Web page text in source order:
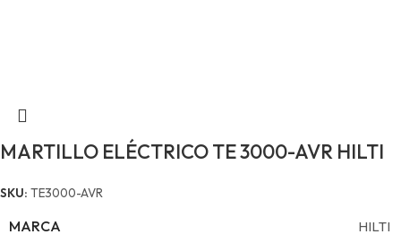
MARTILLO ELÉCTRICO TE 3000-AVR HILTI
SKU: TE3000-AVR
MARCA HILTI